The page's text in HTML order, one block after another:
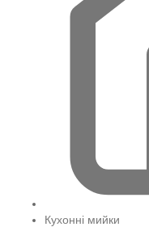
Кухонні мийки